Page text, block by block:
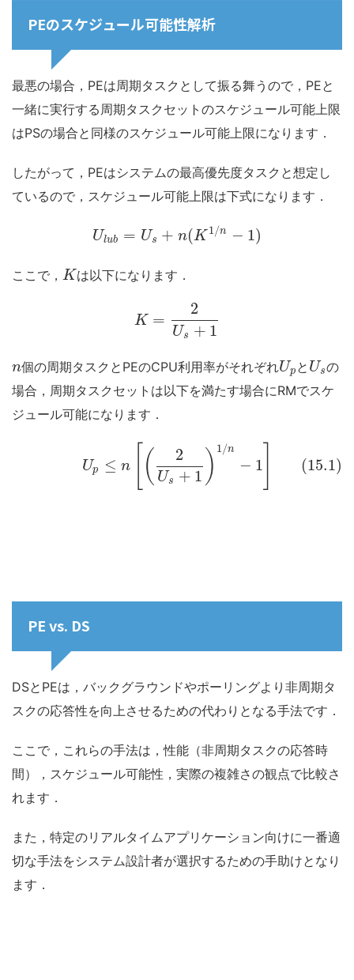
PEのスケジュール可能性解析
最悪の場合，PEは周期タスクとして振る舞うので，PEと
一緒に実行する周期タスクセットのスケジュール可能上限
はPSの場合と同様のスケジュール可能上限になります．
したがって，PEはシステムの最高優先度タスクと想定し
ているので，スケジュール可能上限は下式になります．
Ulub = Us + n(K 1/n − 1)
ここで， K は以下になります．
K =
2
Us + 1
n個の周期タスクとPEのCPU利用率がそれぞれUp と Usの
場合，周期タスクセットは以下を満たす場合にRMでスケ
ジュール可能になります．
Up ≤ n ( 2
Us + 1 ) 1/n
− 1 (15.1)
PE vs. DS
DSとPEは，バックグラウンドやポーリングより非周期タ
スクの応答性を向上させるための代わりとなる手法です．
ここで，これらの手法は，性能（非周期タスクの応答時
間），スケジュール可能性，実際の複雑さの観点で比較さ
れます．
また，特定のリアルタイムアプリケーション向けに一番適
切な手法をシステム設計者が選択するための手助けとなり
ます．